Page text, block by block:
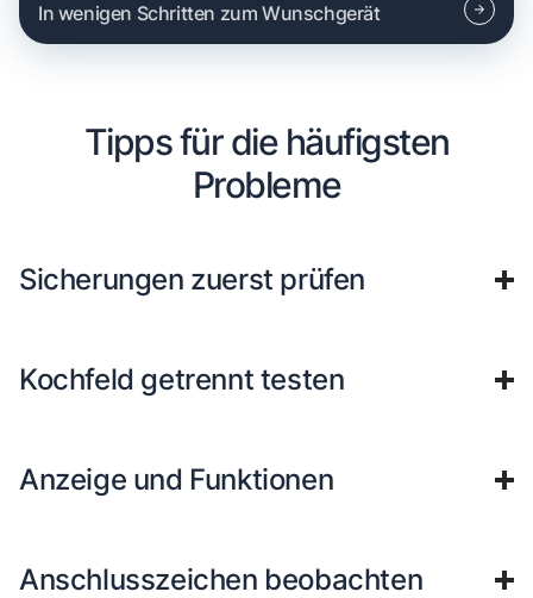
In wenigen Schritten zum Wunschgerät
Tipps für die häufigsten
Probleme
Sicherungen zuerst prüfen
Kochfeld getrennt testen
Anzeige und Funktionen
Anschlusszeichen beobachten